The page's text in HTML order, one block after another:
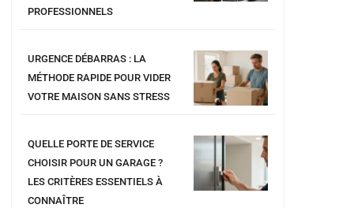
PROFESSIONNELS
URGENCE DÉBARRAS : LA
MÉTHODE RAPIDE POUR VIDER
VOTRE MAISON SANS STRESS
QUELLE PORTE DE SERVICE
CHOISIR POUR UN GARAGE ?
LES CRITÈRES ESSENTIELS À
CONNAÎTRE